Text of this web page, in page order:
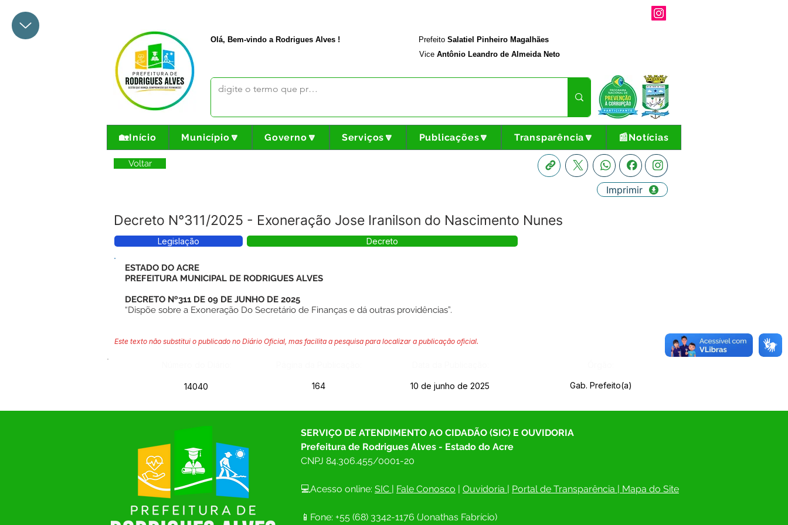
Olá, Bem-vindo a Rodrigues Alves ! Prefeito Salatiel Pinheiro Magalhães
Vice Antônio Leandro de Almeida Neto
🏡Início Município🔽 Governo🔽 Serviços🔽 Publicações🔽 Transparência🔽 📰Notícias
Voltar
Decreto N°311/2025 - Exoneração Jose Iranilson do Nascimento Nunes
Imprimir
Legislação Decreto
ESTADO DO ACRE
PREFEITURA MUNICIPAL DE RODRIGUES ALVES
DECRETO Nº311 DE 09 DE JUNHO DE 2025
“Dispõe sobre a Exoneração Do Secretário de Finanças e dá outras providências”.
Este texto não substitui o publicado no Diário Oficial, mas facilita a pesquisa para localizar a publicação oficial.
14040 164 10 de junho de 2025 Gab. Prefeito(a)
SERVIÇO DE ATENDIMENTO AO CIDADÃO (SIC) E OUVIDORIA
Prefeitura de Rodrigues Alves - Estado do Acre
CNPJ 84.306.455/0001-20
💻Acesso online: SIC | Fale Conosco | Ouvidoria | Portal de Transparência | Mapa do Site
📱Fone: +55 (68) 3342-1176 (Jonathas Fabrício)